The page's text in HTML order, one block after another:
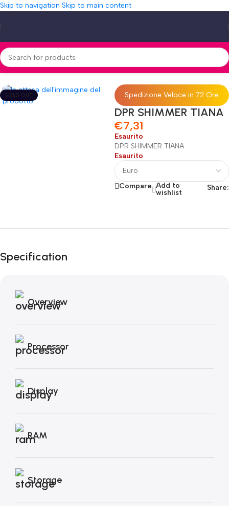
Skip to navigation Skip to main content
Home»Shop»DPR SHIMMER TIANA
SOLD OUT Spedizione Veloce in 72 Ore
DPR SHIMMER TIANA
€7,31
Esaurito
DPR SHIMMER TIANA
Esaurito
Compare Add to
wishlist
Share:
Black Friday di
Specification
Overview
Processor
Display
RAM
Storage